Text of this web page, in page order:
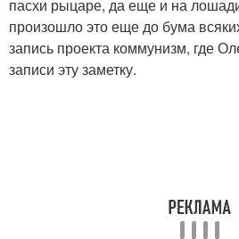
пасхи рыцаре, да еще и на
произошло это еще до бума
запись проекта коммунизм, где
записи эту заметку.